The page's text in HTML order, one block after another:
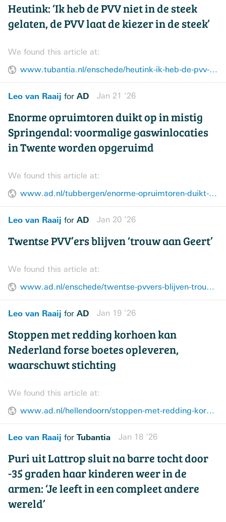
Heutink: ‘Ik heb de PVV niet in de steek
gelaten, de PVV laat de kiezer in de steek’
We found this article at:
www.tubantia.nl/enschede/heutink-ik-heb-de-pvv-niet-in-de-steek-gelaten-de-pvv-laat-de-kiezer-in-de-steek~a7d0d672/
Leo van Raaij for AD Jan 21 ’26
Enorme opruimtoren duikt op in mistig
Springendal: voormalige gaswinlocaties
in Twente worden opgeruimd
We found this article at:
www.ad.nl/tubbergen/enorme-opruimtoren-duikt-op-in-mistig-springendal-voormalige-gaswinlocaties-in-twente-worden-opgeruimd~ae600d5c/
Leo van Raaij for AD Jan 20 ’26
Twentse PVV’ers blijven ‘trouw aan Geert’
We found this article at:
www.ad.nl/enschede/twentse-pvvers-blijven-trouw-aan-geert~a74a19c2d/
Leo van Raaij for AD Jan 19 ’26
Stoppen met redding korhoen kan
Nederland forse boetes opleveren,
waarschuwt stichting
We found this article at:
www.ad.nl/hellendoorn/stoppen-met-redding-korhoen-kan-nederland-forse-boetes-opleveren-waarschuwt-stichting~acad8439/
Leo van Raaij for Tubantia Jan 18 ’26
Puri uit Lattrop sluit na barre tocht door
-35 graden haar kinderen weer in de
armen: ‘Je leeft in een compleet andere
wereld’